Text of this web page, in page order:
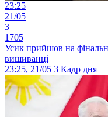
23:25
21/05
3
1705
Усик прийшов на
вишиванці
23:25, 21/05 3 Кадр дня